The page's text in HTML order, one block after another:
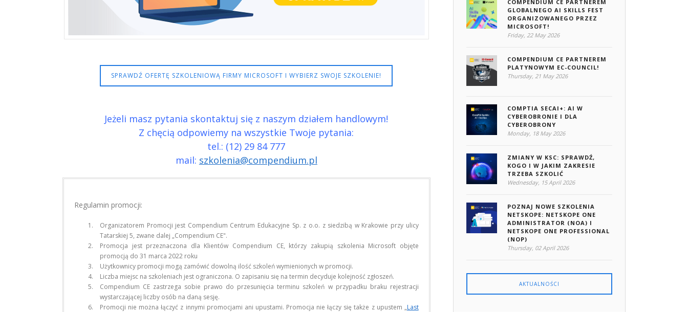
SPRAWDŹ OFERTĘ SZKOLENIOWĄ FIRMY MICROSOFT I WYBIERZ SWOJE SZKOLENIE!
Jeżeli masz pytania skontaktuj się z naszym działem handlowym!
Z chęcią odpowiemy na wszystkie Twoje pytania:
tel.: (12) 29 84 777
mail: szkolenia@compendium.pl
Regulamin promocji:
Organizatorem Promocji jest Compendium Centrum Edukacyjne Sp. z o.o. z siedzibą w Krakowie przy ulicy
Tatarskiej 5, zwane dalej „Compendium CE".
Promocja jest przeznaczona dla Klientów Compendium CE, którzy zakupią szkolenia Microsoft objęte
promocją do 31 marca 2022 roku
Użytkownicy promocji mogą zamówić dowolną ilość szkoleń wymienionych w promocji.
Liczba miejsc na szkoleniach jest ograniczona. O zapisaniu się na termin decyduje kolejność zgłoszeń.
Compendium CE zastrzega sobie prawo do przesunięcia terminu szkoleń w przypadku braku rejestracji
wystarczającej liczby osób na daną sesję.
Promocji nie można łączyć z innymi promocjami ani upustami. Promocja nie łączy się także z upustem „Last
COMPENDIUM CE PARTNEREM
GLOBALNEGO AI SKILLS FEST
ORGANIZOWANEGO PRZEZ
MICROSOFT!
Friday, 22 May 2026
COMPENDIUM CE PARTNEREM
PLATYNOWYM EC-COUNCIL!
Thursday, 21 May 2026
COMPTIA SECAI+: AI W
CYBEROBRONIE I DLA
CYBEROBRONY
Monday, 18 May 2026
ZMIANY W KSC: SPRAWDŹ,
KOGO I W JAKIM ZAKRESIE
TRZEBA SZKOLIĆ
Wednesday, 15 April 2026
POZNAJ NOWE SZKOLENIA
NETSKOPE: NETSKOPE ONE
ADMINISTRATOR (NOA) I
NETSKOPE ONE PROFESSIONAL
(NOP)
Thursday, 02 April 2026
AKTUALNOŚCI